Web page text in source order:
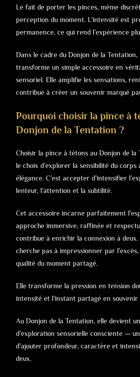
Le fait de porter les pinces, même
perception du moment. L’intensité est
permanence, ce qui rend l’expérience
Dans le cadre du Donjon de la
transforme un simple accessoire en
sensoriel. Elle amplifie les sensations,
contribue à créer un souvenir marqué
Pourquoi choisir la pince à
Donjon de la Tentation ?
Choisir la pince à tétons au Donjon de la
le choix d’explorer la sensibilité du
élégance. C’est accepter d’intensifier
lenteur, l’attention et la subtilité.
Cet accessoire incarne parfaitement
approche immersive, raffinée et
contribue à enrichir la connexion à
cherche pas à impressionner par
qualité du moment partagé.
Elle transforme la pression en tension
intensité et l’instant partagé en
Au Donjon de la Tentation, elle devient
d’exploration sensorielle consciente —
d’ajouter profondeur, caractère et
deux.